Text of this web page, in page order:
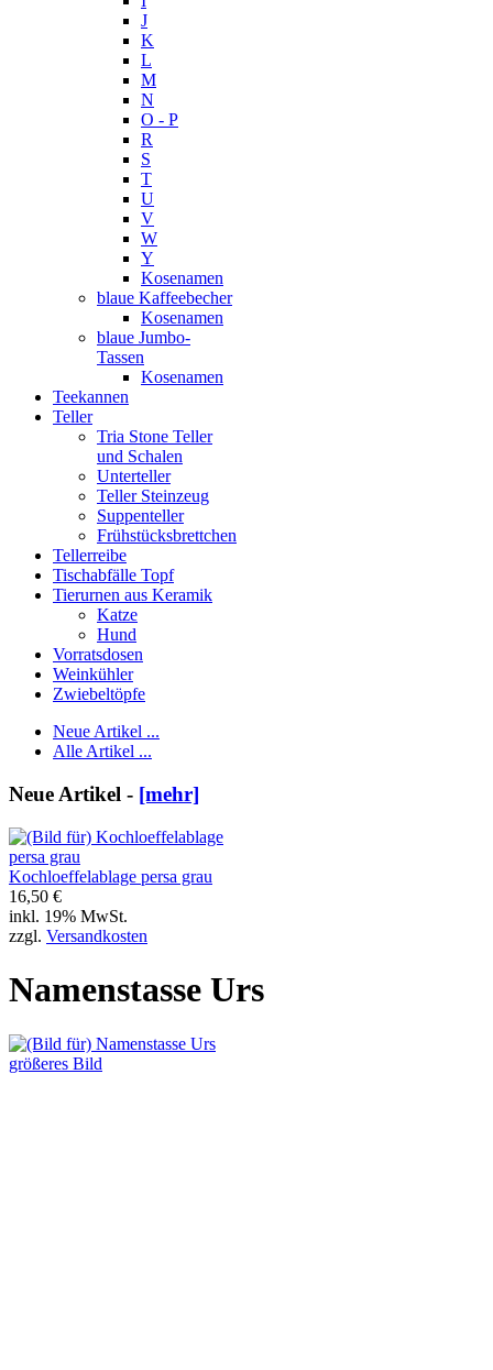
J
K
L
M
N
O - P
R
S
T
U
V
W
Y
Kosenamen
blaue Kaffeebecher
Kosenamen
blaue Jumbo-
Tassen
Kosenamen
Teekannen
Teller
Tria Stone Teller
und Schalen
Unterteller
Teller Steinzeug
Suppenteller
Frühstücksbrettchen
Tellerreibe
Tischabfälle Topf
Tierurnen aus Keramik
Katze
Hund
Vorratsdosen
Weinkühler
Zwiebeltöpfe
Neue Artikel ...
Alle Artikel ...
Neue Artikel - [mehr]
Kochloeffelablage persa grau
16,50 €
inkl. 19% MwSt.
zzgl. Versandkosten
Namenstasse Urs
größeres Bild